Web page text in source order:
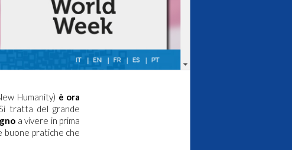
Humanity) è ora
tratta del grande
a vivere in prima
buone pratiche che